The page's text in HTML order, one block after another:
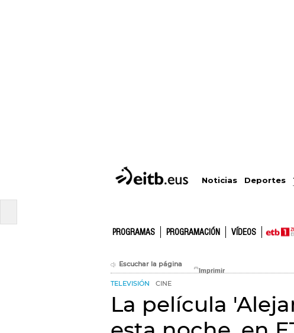
Noticias Deportes
PROGRAMAS PROGRAMACIÓN VÍDEOS
Escuchar la página
TELEVISIÓN CINE
La película